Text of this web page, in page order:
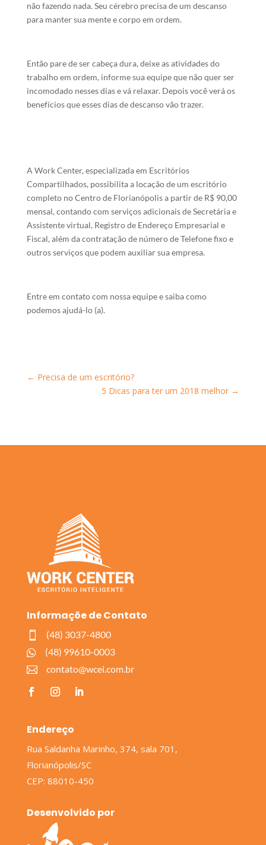
não fazendo nada. Seu cérebro precisa de um descanso
para manter sua mente e corpo em ordem.
Então pare de ser cabeça dura, deixe as atividades do
trabalho em ordem, informe sua equipe que não quer ser
incomodado nesses dias e vá relaxar. Depois você verá os
benefícios que esses dias de descanso vão trazer.
A Work Center, especializada em Escritórios
Compartilhados, possibilita a locação de um escritório
completo no Centro de Florianópolis a partir de R$ 90,00
mensal, contando com serviços adicionais de Secretária e
Assistente virtual, Registro de Endereço Empresarial e
Fiscal, além da contratação de número de Telefone fixo e
outros serviços que podem auxiliar sua empresa.
Entre em contato com nossa equipe e saiba como
podemos ajudá-lo (a).
← Precisa de um escritório?
5 Dicas para ter um 2018 melhor →
Informaçõe de Contato
 (48) 3037-4800
 (48) 99610-0003
 contato@wcei.com.br
Endereço
Rua Saldanha Marinho, 374, sala 701,
Florianópolis/SC
CEP: 88010-450
Desenvolvido por